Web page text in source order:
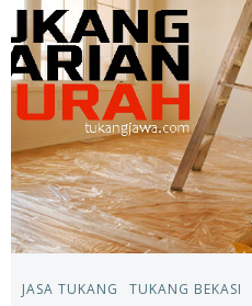
JASA TUKANG TUKANG BEKASI